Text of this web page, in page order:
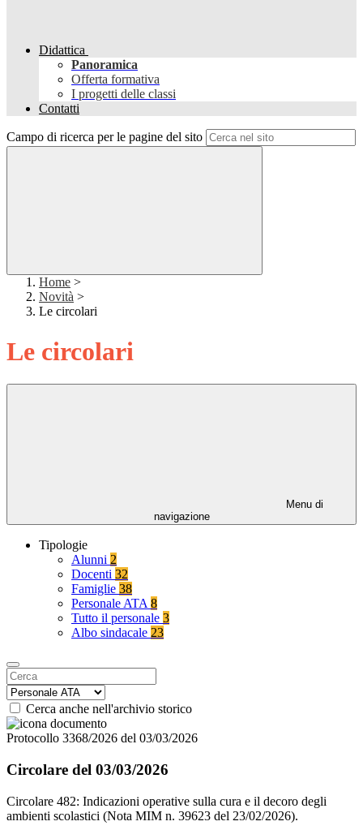
Didattica
Panoramica
Offerta formativa
I progetti delle classi
Contatti
Campo di ricerca per le pagine del sito
Home >
Novità >
Le circolari
Le circolari
Menu di
navigazione
Tipologie
Alunni 2
Docenti 32
Famiglie 38
Personale ATA 8
Tutto il personale 3
Albo sindacale 23
Cerca anche nell'archivio storico
Protocollo 3368/2026 del 03/03/2026
Circolare del 03/03/2026
Circolare 482: Indicazioni operative sulla cura e il decoro degli
ambienti scolastici (Nota MIM n. 39623 del 23/02/2026).